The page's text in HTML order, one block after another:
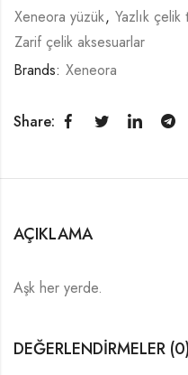
Xeneora yüzük, Yazlık çelik
Zarif çelik aksesuarlar
Brands: Xeneora
Share:
AÇIKLAMA
Aşk her yerde.
DEĞERLENDIRMELER (0)